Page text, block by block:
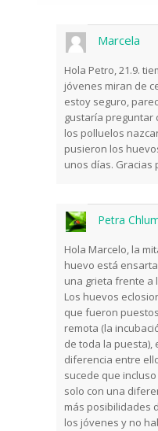
Marcela
Hola Petro, 21.9.
jóvenes miran de
estoy seguro,
gustaría preguntar
los polluelos
pusieron los
unos días. Gracias
Petra
Hola Marcelo, la
huevo está
una grieta frente a
Los huevos
que fueron
remota (la
de toda la puesta),
diferencia entre
sucede que
solo con una
más posibilidades
los jóvenes y no